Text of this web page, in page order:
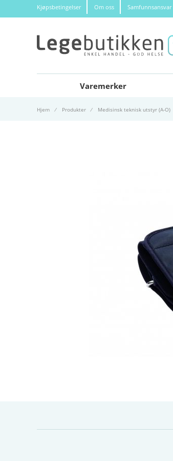
Kjøpsbetingelser Om oss Samfunnsansvar
Varemerker
Hjem Produkter Medisinsk teknisk utstyr (A-O)